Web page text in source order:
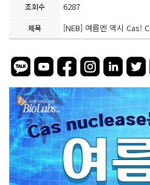
조회수 6287
제목 [NEB] 여름엔 역시 Cas!